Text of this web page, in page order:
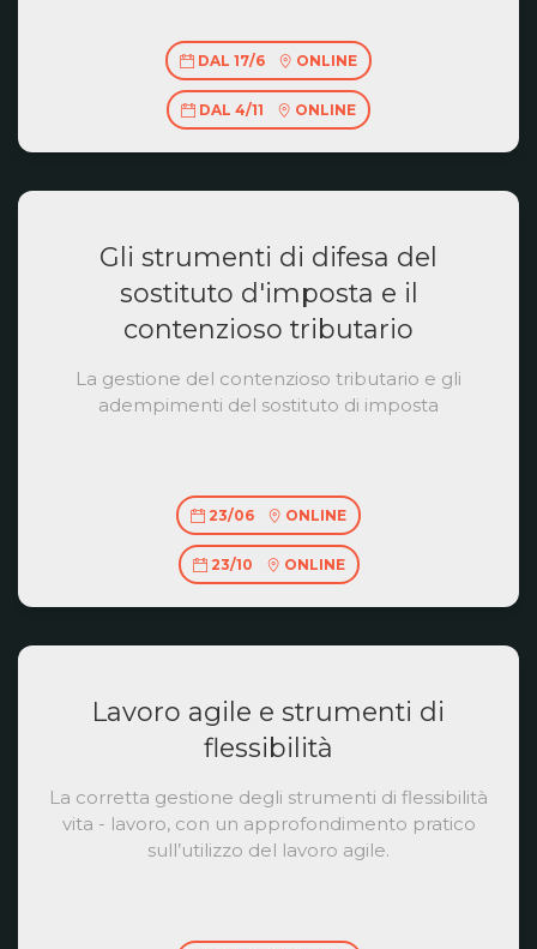
DAL 17/6 ONLINE
DAL 4/11 ONLINE
Gli strumenti di difesa del
sostituto d'imposta e il
contenzioso tributario
La gestione del contenzioso tributario e gli
adempimenti del sostituto di imposta
23/06 ONLINE
23/10 ONLINE
Lavoro agile e strumenti di
flessibilità
La corretta gestione degli strumenti di flessibilità
vita - lavoro, con un approfondimento pratico
sull’utilizzo del lavoro agile.